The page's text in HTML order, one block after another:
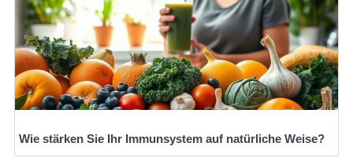
Wie stärken Sie Ihr Immunsystem auf natürliche Weise?